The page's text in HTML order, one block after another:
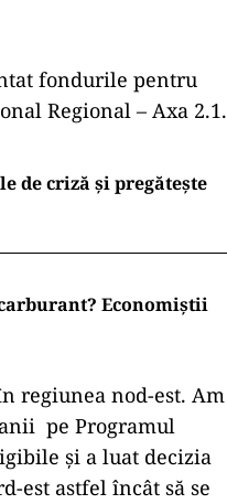
fondurile pentru
Regional – Axa 2.1.
de criză și pregătește
Economiștii
regiunea nod-est. Am
pe Programul
şi a luat decizia
est astfel încât să se